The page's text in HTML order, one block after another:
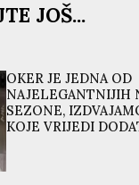
JOŠ...
OKER JE JEDNA OD
NAJELEGANTNIJIH
SEZONE,
KOJE VRIJEDI